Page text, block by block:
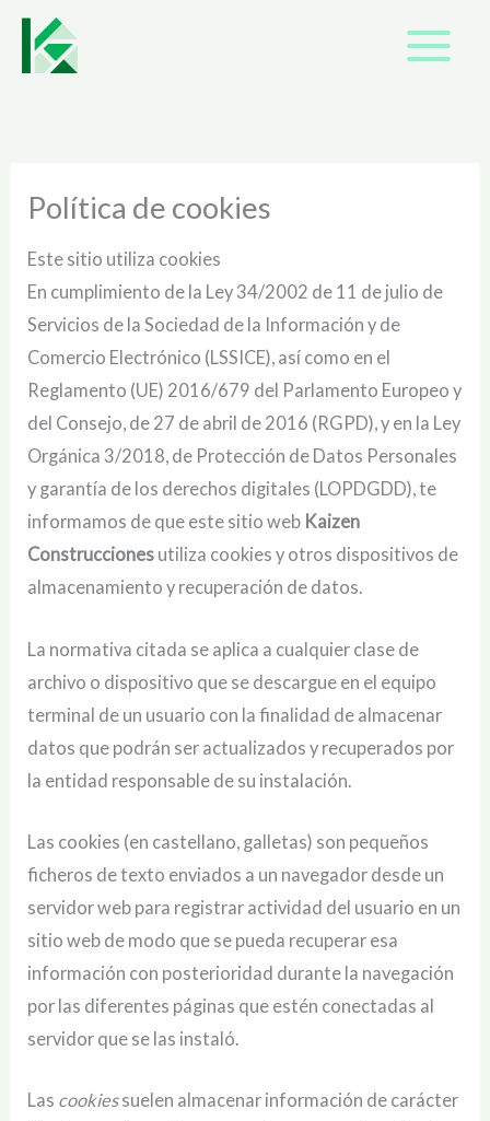
contenido
Política de cookies
Este sitio utiliza cookies
En cumplimiento de la Ley 34/2002 de 11 de julio de
Servicios de la Sociedad de la Información y de
Comercio Electrónico (LSSICE), así como en el
Reglamento (UE) 2016/679 del Parlamento Europeo y
del Consejo, de 27 de abril de 2016 (RGPD), y en la Ley
Orgánica 3/2018, de Protección de Datos Personales
y garantía de los derechos digitales (LOPDGDD), te
informamos de que este sitio web Kaizen
Construcciones utiliza cookies y otros dispositivos de
almacenamiento y recuperación de datos.
La normativa citada se aplica a cualquier clase de
archivo o dispositivo que se descargue en el equipo
terminal de un usuario con la finalidad de almacenar
datos que podrán ser actualizados y recuperados por
la entidad responsable de su instalación.
Las cookies (en castellano, galletas) son pequeños
ficheros de texto enviados a un navegador desde un
servidor web para registrar actividad del usuario en un
sitio web de modo que se pueda recuperar esa
información con posterioridad durante la navegación
por las diferentes páginas que estén conectadas al
servidor que se las instaló.
Las cookiessuelen almacenar información de carácter